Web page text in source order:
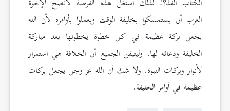
العرب أن يستمسكوا بخليفة الوقت ويعملوا بأوامره لأن الله
يجعل بركة عظيمة في كل خطوة يخطونها بعد مباركة
الخليفة ودعائه لها. وليتيقن الجميع أن الخلافة هي استمرار
لأنوار وبركات النبوة. ولا شك أن الله عز وجل يجعل بركات
عظيمة في أوامر الخليفة.